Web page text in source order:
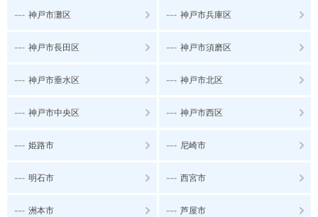
--- 神戸市灘区 --- 神戸市兵庫区
--- 神戸市長田区 --- 神戸市須磨区
--- 神戸市垂水区 --- 神戸市北区
--- 神戸市中央区 --- 神戸市西区
--- 姫路市 --- 尼崎市
--- 明石市 --- 西宮市
--- 洲本市 --- 芦屋市